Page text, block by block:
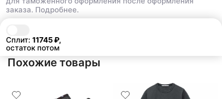
Сплит: 11745₽,
остаток потом
заказа. Подробнее.
Похожие товары